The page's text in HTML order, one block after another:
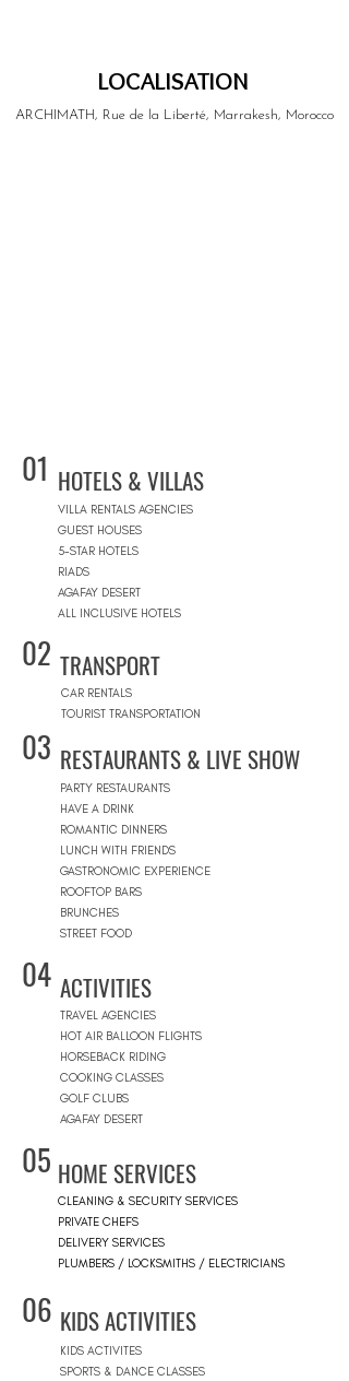
LOCALISATION
ARCHIMATH, Rue de la Liberté, Marrakesh, Morocco
01 HOTELS & VILLAS
VILLA RENTALS AGENCIES
GUEST HOUSES
5-STAR HOTELS
RIADS
AGAFAY DESERT
ALL INCLUSIVE HOTELS
02 TRANSPORT
CAR RENTALS
TOURIST TRANSPORTATION
03 RESTAURANTS & LIVE SHOW
PARTY RESTAURANTS
HAVE A DRINK
ROMANTIC DINNERS
LUNCH WITH FRIENDS
GASTRONOMIC EXPERIENCE
ROOFTOP BARS
BRUNCHES
STREET FOOD
04 ACTIVITIES
TRAVEL AGENCIES
HOT AIR BALLOON FLIGHTS
HORSEBACK RIDING
COOKING CLASSES
GOLF CLUBS
AGAFAY DESERT
05 HOME SERVICES
CLEANING & SECURITY SERVICES
PRIVATE CHEFS
DELIVERY SERVICES
PLUMBERS / LOCKSMITHS / ELECTRICIANS
06 KIDS ACTIVITIES
KIDS ACTIVITES
SPORTS & DANCE CLASSES